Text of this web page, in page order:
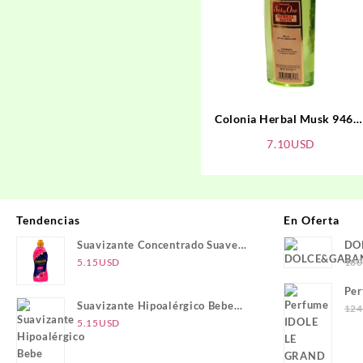
Colonia Herbal Musk 946ml
7.10USD
Tendencias
Suavizante Concentrado Suave
Placer PRINCESA
5.15 USD
Suavizante Hipoalérgico Bebe
PRINCESA
5.15 USD
En Oferta